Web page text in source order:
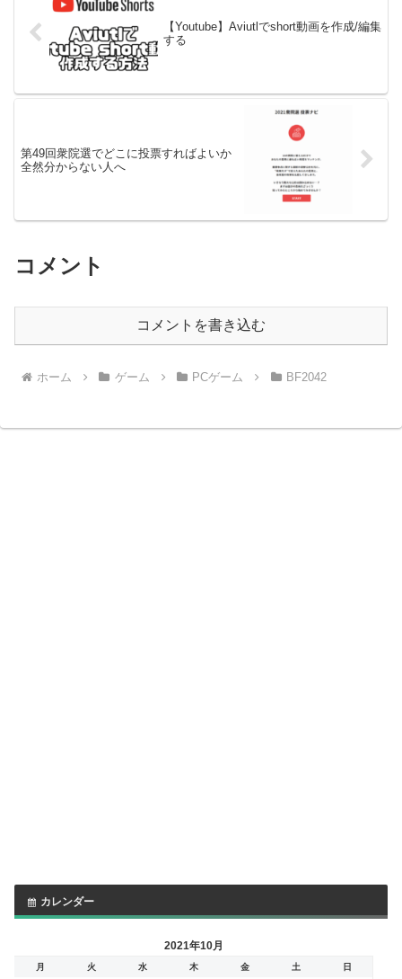
【Youtube】Aviutlでshort動画を作成/編集
する
第49回衆院選でどこに投票すればよいか
全然分からない人へ
コメント
コメントを書き込む
ホーム ゲーム PCゲーム BF2042
カレンダー
2021年10月
月 火 水 木 金 土 日